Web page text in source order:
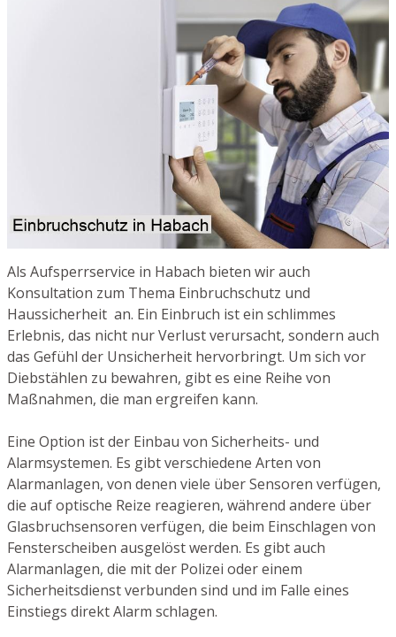
Als Aufsperrservice in Habach bieten wir auch
Konsultation zum Thema Einbruchschutz und
Haussicherheit an. Ein Einbruch ist ein schlimmes
Erlebnis, das nicht nur Verlust verursacht, sondern auch
das Gefühl der Unsicherheit hervorbringt. Um sich vor
Diebstählen zu bewahren, gibt es eine Reihe von
Maßnahmen, die man ergreifen kann.
Eine Option ist der Einbau von Sicherheits- und
Alarmsystemen. Es gibt verschiedene Arten von
Alarmanlagen, von denen viele über Sensoren verfügen,
die auf optische Reize reagieren, während andere über
Glasbruchsensoren verfügen, die beim Einschlagen von
Fensterscheiben ausgelöst werden. Es gibt auch
Alarmanlagen, die mit der Polizei oder einem
Sicherheitsdienst verbunden sind und im Falle eines
Einstiegs direkt Alarm schlagen.